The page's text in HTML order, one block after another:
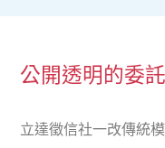
公開透明的委
立達徵信社一改傳統